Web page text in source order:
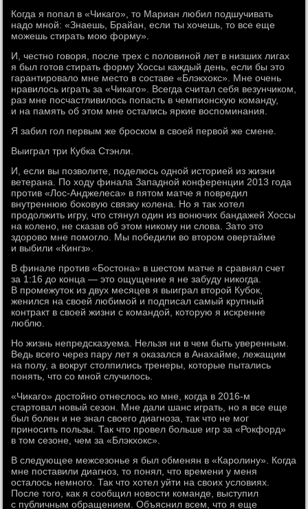
Когда я попал в «Чикаго», то Мариан любил подшучивать
надо мной: «Знаешь, Брайан, если ты хочешь, то все еще
можешь стирать мою форму».
И, честно говоря, после трех с половиной лет в низших лигах
я был готов стирать форму Хоссы каждый день, если бы это
гарантировало мне место в составе «Блэкхокс». Мне очень
нравилось играть за «Чикаго». Всегда считал себя везунчиком,
раз мне посчастливилось попасть в чемпионскую команду,
и на память об этом мне остались яркие воспоминания.
Я забил гол первым же броском в своей первой же смене.
Выиграл три Кубка Стэнли.
И, если вы позволите, поделюсь одной историей из жизни
ветерана. По ходу финала Западной конференции 2013 года
против «Лос-Анджелеса» в пятом матче я повредил
внутреннюю боковую связку колена. Но я так хотел
продолжить игру, что стянул один из вонючих бандажей Хоссы
на колено, не сказав об этом никому ни слова. Зато это
здорово мне помогло. Мы победили во втором овертайме
и выбили «Кингз».
В финале против «Бостона» в шестом матче я сравнял счет
за 1:16 до конца — это ощущение я не забуду никогда.
В промежуток из двух месяцев я выиграл второй Кубок,
женился на своей любимой и подписал самый крупный
контракт в своей жизни с командой, которую я искренне
люблю.
Но жизнь непредсказуема. Нельзя ни в чем быть уверенным.
Ведь всего через пару лет я оказался в Анахайме, лежащим
на полу, а вокруг столпились тренеры, которые пытались
понять, что со мной случилось.
«Чикаго» достойно отнеслось ко мне, когда в 2016-м
стартовал новый сезон. Мне дали шанс играть, но я все еще
был болен и не знал своего диагноза, так что не мог
приносить пользы. Так что провел больше игр за «Рокфорд»
в том сезоне, чем за «Блэкхокс».
В следующее межсезонье я был обменян в «Каролину». Когда
мне поставили диагноз, то понял, что времени у меня
осталось немного. Так что хотел уйти на своих условиях.
После того, как я сообщил новости команде, выступил
с публичным обращением. Объяснил всем, что я еще